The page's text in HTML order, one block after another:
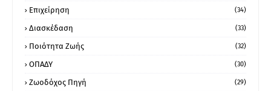
Επιχείρηση (34)
Διασκέδαση (33)
Ποιότητα Ζωής (32)
ΟΠΑΔΥ (30)
Ζωοδόχος Πηγή (29)